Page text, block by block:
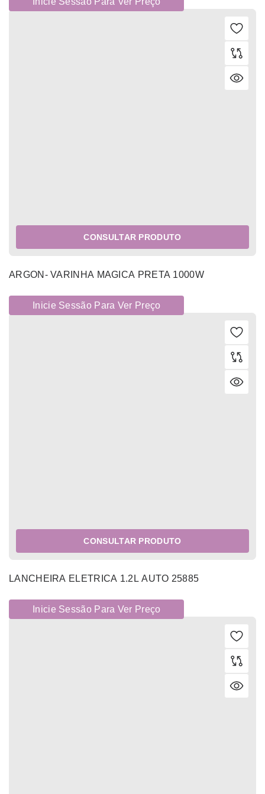
CONSULTAR PRODUTO
ARGON- VARINHA MAGICA PRETA 1000W
Inicie Sessão Para Ver Preço
CONSULTAR PRODUTO
LANCHEIRA ELETRICA 1.2L AUTO 25885
Inicie Sessão Para Ver Preço